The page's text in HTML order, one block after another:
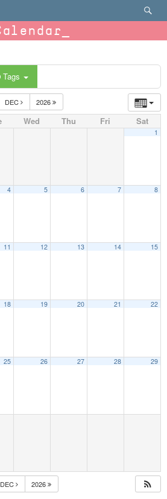
Tags
DEC 2026
Wed Thu Fri Sat
1
4 5 6 7 8
11 12 13 14 15
18 19 20 21 22
25 26 27 28 29
DEC 2026